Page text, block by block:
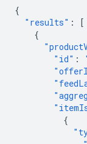
{
"results" :
[
{
"id" :
{